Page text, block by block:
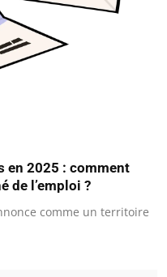
en 2025 : comment
de l’emploi ?
comme un territoire